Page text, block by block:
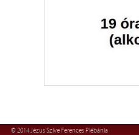
© 2014 Jézus Szíve Ferences Plébánia